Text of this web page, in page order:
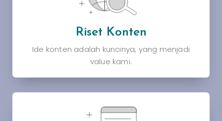
Riset Konten
Ide konten adalah kuncinya, yang menjadi
value kami.